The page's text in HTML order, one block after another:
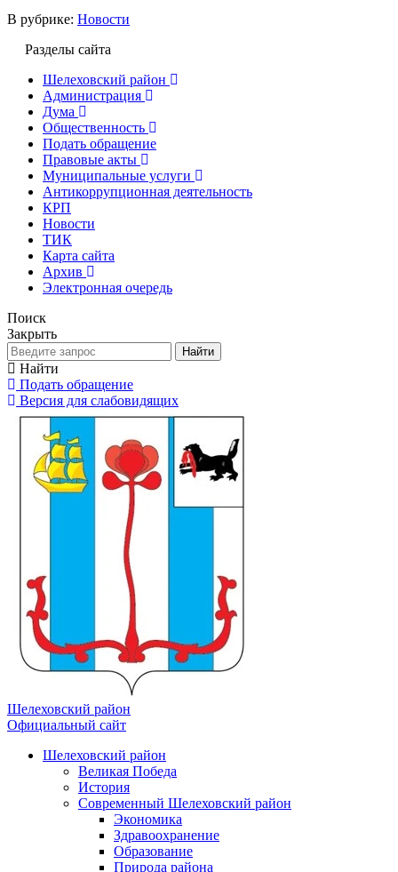
В рубрике: Новости
Разделы сайта
Шелеховский район
Администрация
Дума
Общественность
Подать обращение
Правовые акты
Муниципальные услуги
Антикоррупционная деятельность
КРП
Новости
ТИК
Карта сайта
Архив
Электронная очередь
Поиск
Закрыть
Найти
Найти
Подать обращение
Версия для слабовидящих
Шелеховский район
Официальный сайт
Шелеховский район
Великая Победа
История
Современный Шелеховский район
Экономика
Здравоохранение
Образование
Природа района